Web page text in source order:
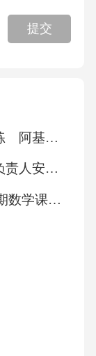
提交
高中数学 加练 专题8 第87练 阿基米德三角形
2026版危险化学品企业主要负责人安全培训课件
指数函数的概念-高一上学期数学课时作业人教版A版（含解析）